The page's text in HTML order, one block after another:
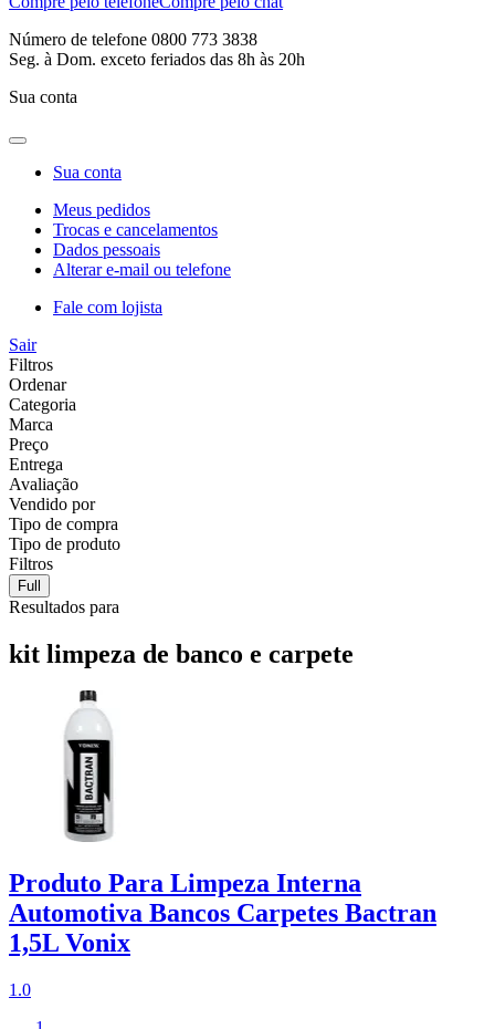
Número de telefone 0800 773 3838
Seg. à Dom. exceto feriados das 8h às 20h
Sua conta
Sua conta
Meus pedidos
Trocas e cancelamentos
Dados pessoais
Alterar e-mail ou telefone
Fale com lojista
Sair
Filtros
Ordenar
Categoria
Marca
Preço
Entrega
Avaliação
Vendido por
Tipo de compra
Tipo de produto
Filtros
Full
Resultados para
kit limpeza de banco e carpete
Produto Para Limpeza Interna
Automotiva Bancos Carpetes Bactran
1,5L Vonix
1.0